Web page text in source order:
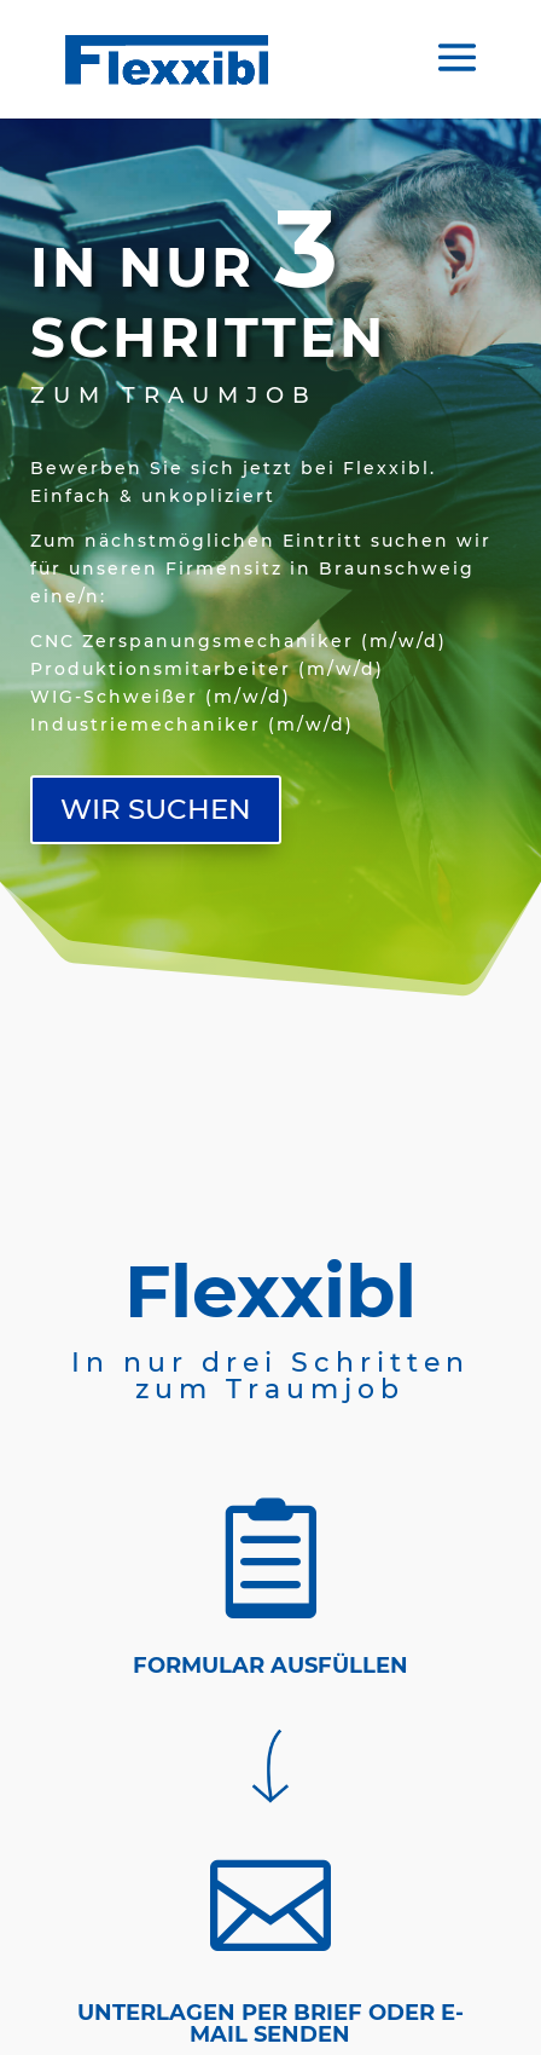
IN NUR3
SCHRITTEN
ZUM TRAUMJOB
Bewerben Sie sich jetzt bei Flexxibl.
Einfach & unkopliziert
Zum nächstmöglichen Eintritt suchen wir
für unseren Firmensitz in Braunschweig
eine/n:
CNC Zerspanungsmechaniker (m/w/d)
Produktionsmitarbeiter (m/w/d)
WIG-Schweißer (m/w/d)
Industriemechaniker (m/w/d)
WIR SUCHEN
Flexxibl
In nur drei Schritten
zum Traumjob

FORMULAR AUSFÜLLEN

UNTERLAGEN PER BRIEF ODER E-
MAIL SENDEN